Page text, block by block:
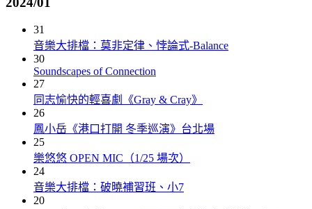
31
音樂大排檔：莫非定律、悖論式-Balance
30
Soundscapes of Connection
27
同志愉快的輕喜劇《Gray & Cray》
26
鳳小岳《港口打開 冬季巡演》台北場
25
樂悠悠 OPEN MIC（1/25 場次）
24
音樂大排檔：破曉補習班、小7
20